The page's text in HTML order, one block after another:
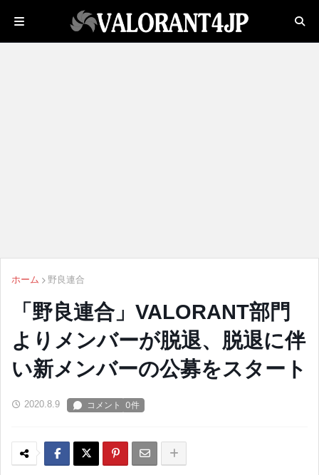
ホーム 野良連合
「野良連合」VALORANT部門
よりメンバーが脱退、脱退に伴
い新メンバーの公募をスタート
2020.8.9